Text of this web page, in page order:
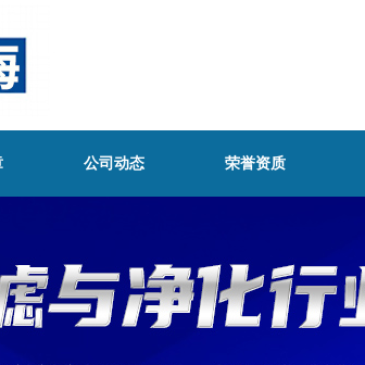
公司动态 荣誉资质